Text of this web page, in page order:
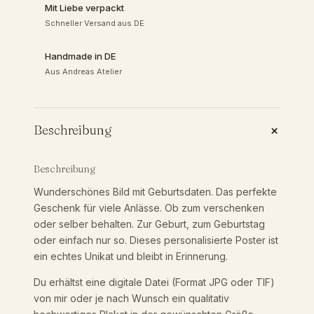
,
b
i
s
e
P
s
e
r
|
G
e
b
Mit Liebe verpackt
Schneller Versand aus DE
Handmade in DE
Aus Andreas Atelier
Beschreibung +
Beschreibung
Wunderschönes Bild mit Geburtsdaten. Das perfekte
Geschenk für viele Anlässe. Ob zum verschenken
oder selber behalten. Zur Geburt, zum Geburtstag
oder einfach nur so. Dieses personalisierte Poster ist
ein echtes Unikat und bleibt in Erinnerung.
Du erhältst eine digitale Datei (Format JPG oder TIF)
von mir oder je nach Wunsch ein qualitativ